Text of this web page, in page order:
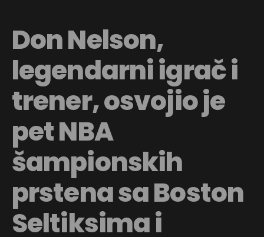
Don Nelson,
legendarni igrač i
trener, osvojio je
pet NBA
šampionskih
prstena sa Boston
Seltiksima i